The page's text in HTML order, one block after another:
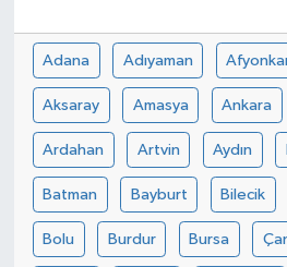
Adana Adıyaman
Aksaray Amasya Ankara
Ardahan Artvin Aydın
Batman Bayburt Bilecik
Bolu Burdur Bursa